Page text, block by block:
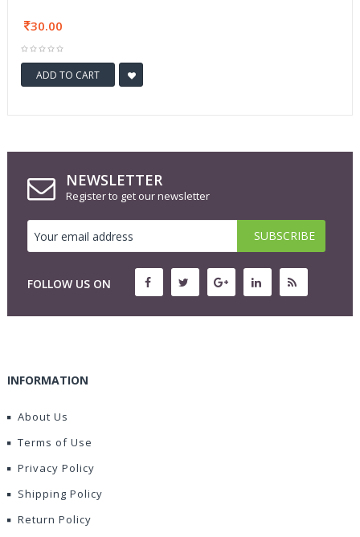
30.00
ADD TO CART
NEWSLETTER
Register to get our newsletter
FOLLOW US ON
INFORMATION
About Us
Terms of Use
Privacy Policy
Shipping Policy
Return Policy